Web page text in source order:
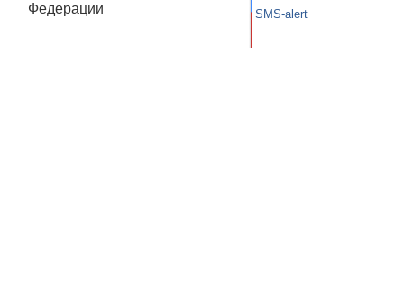
Федерации SMS-alert